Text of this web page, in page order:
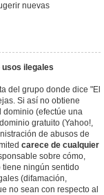
nuevas
ilegales
del grupo donde dice "El
Si así no obtiene
dominio (efectúe una
gratuito (Yahoo!,
de abusos de
carece de cualquier
sobre cómo,
tiene ningún sentido
(difamación,
no sean con respecto al